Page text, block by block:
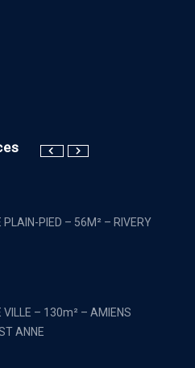
PLAIN-PIED – 56M² – RIVERY
VILLE – 130m² – AMIENS
ANNE